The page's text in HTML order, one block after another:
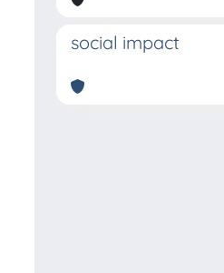
social impact